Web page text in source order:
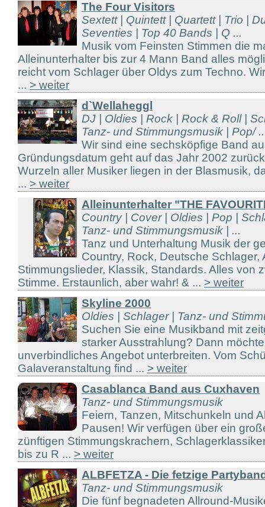
The Four Visitors
Sextett | Quintett | Quartett | Trio |
Seventies | Top 40 Bands | Q ...
Musik vom Feinsten Stimmen die
Alleinunterhalter bis zur 4 Mann Band alles
reicht vom Schlager über Oldys zum Techno.
... > weiter
d`Wellaheggl
DJ | Oldies | Rock | Rock & Roll |
Tanz- und Stimmungsmusik | Pop/
Wir sind eine sechsköpfige Band
Gründungsdatum geht auf das Jahr 2002
Wurzeln aller Musiker liegen in der Blasmusik,
... > weiter
Alleinunterhalter "THE
Country | Cover | Oldies | Pop |
Tanz- und Stimmungsmusik | ...
Tanz und Unterhaltung Musik der
Country, Rock, Deutsche Schlager,
Stimmungslieder, Klassik, Standards. Alles von
Stimme. Erstaunlich, aber wahr! & ... > weiter
Skyline 2000
Oldies | Schlager | Tanz- und
Suchen Sie eine Musikband mit
starker Ausstrahlung? Dann
unverbindliches Angebot unterbreiten. Vom
Galaveranstaltung find ... > weiter
Casablanca Band aus Cuxhaven
Tanz- und Stimmungsmusik
Feiern, Tanzen, Mitschunkeln und
Pausen! Wir verfügen über ein
zünftigen Stimmungskrachern,
bis zu R ... > weiter
ALBFETZA - Die fetzige
Tanz- und Stimmungsmusik
Die fünf begnadeten Allround-